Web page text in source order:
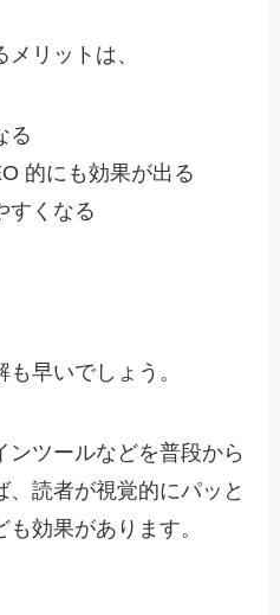
メリットは、
る
的にも効果が出る
すくなる
早いでしょう。
ンツールなどを普段から
読者が視覚的にパッと
効果があります。